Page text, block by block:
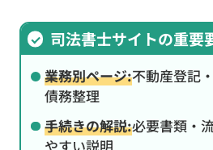
司法書士サイトの重要
業務別ページ:不動産登記
債務整理
手続きの解説:必要書類・
やすい説明